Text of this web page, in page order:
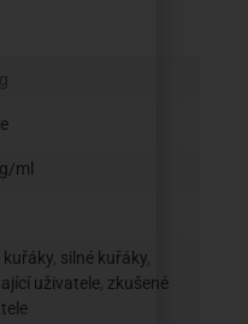
ml
kuřáky, silné kuřáky,
uživatele, zkušené